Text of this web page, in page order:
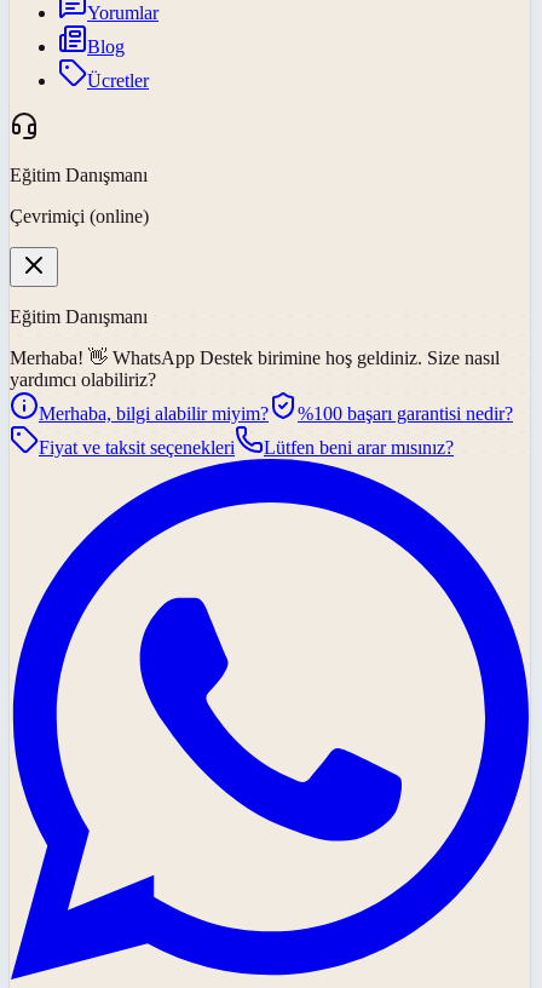
Yorumlar
Blog
Ücretler
Eğitim Danışmanı
Çevrimiçi (online)
Eğitim Danışmanı
Merhaba! 👋 WhatsApp Destek birimine hoş geldiniz. Size nasıl
yardımcı olabiliriz?
Merhaba, bilgi alabilir miyim?
%100 başarı garantisi nedir?
Fiyat ve taksit seçenekleri
Lütfen beni arar mısınız?